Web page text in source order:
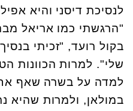
לנסיכת דיסני והיא
"הרגשתי כמו אריאל
בקול רועד, "זכיתי
שלי". למרות הכוונות
למדה על בשרה שאף
במולאן, ולמרות שהיא